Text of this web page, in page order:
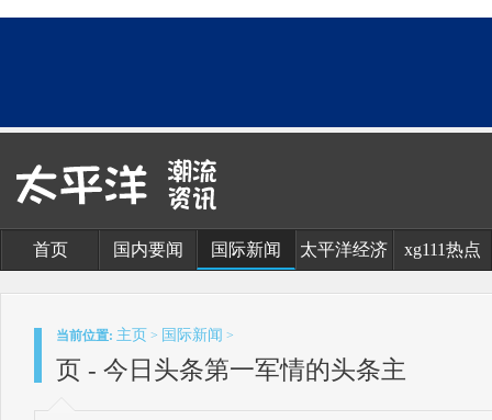
首页 国内要闻 国际新闻 太平洋经济 xg111热点
当前位置: 主页 > 国际新闻 >
页 - 今日头条第一军情的头条主